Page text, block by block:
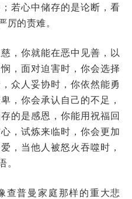
若心中储存的是论断，看
厉的责难。
，你就能在恶中见善，以
，面对迫害时，你会选择
众人妥协时，你依然能勇
，你会承认自己的不足，
的是感恩，你能用祝福回
，试炼来临时，你会更加
，当他人被怒火吞噬时，
查普曼家庭那样的重大悲